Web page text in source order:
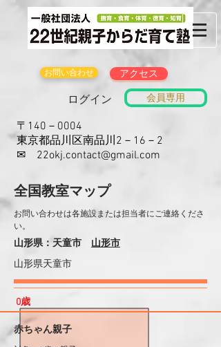
お問い合わせ アクセス
ログイン 会員専用
〒140－0004
東京都品川区南品川2－16－2
​✉ 22okj.contact@gmail.com
​全国教室マップ
​お問い合わせは各施設または担当者にご連絡くださ
い。
山形県：天童市 山形市
山形県天童市
​0歳
赤ちゃん親子